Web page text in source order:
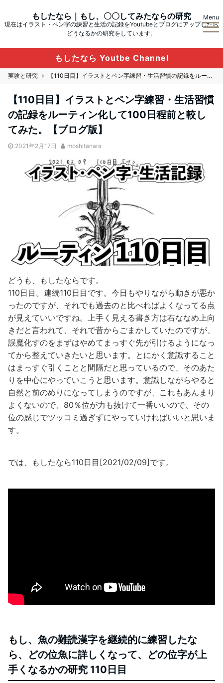
もしたなら｜もし、〇〇してみたならの研究
現在はイラスト・ペン字の練習と生活の記録をYoutubeとブログにアップしたら
どうなるかの研究をしています。
Menu
もしたなら Youtbe Channel
実験と研究 【110日目】イラストとペン字練習・生活習慣の記録をルーティン化して100日程前と較してみた。【ブログ版】
【110日目】イラストとペン字練習・生活習慣
の記録をルーティン化して100日程前と較し
てみた。【ブログ版】
2021年2月17日 moshitanara
どうも、もしたならです。
110日目。連続110日目です。今日もやりながら動きが悪か
ったのですが、それでも過去のと比べればよくなってる点
が見えていいですね。上手く見える書き方は右ななめ上向
きだと言われて、それで昔からごまかしていたのですが、
誤魔化すのをまずはやめてまっすぐ先が引けるようになっ
てから整えていきたいと思います。とにかく意識すること
はまっすぐ引くことと間隔だと思っているので、そのあた
りを中心にやっていこうと思います。意識しながらやると
自然と前のめりになってしまうのですが、これもあんまり
よくないので、80％位が力も抜けて一番いいので、その
位の感じでツッコミ過ぎずにやっていければいいと思いま
す。
では、もしたなら110日目[2021/02/09]です。
もし、魚の難読漢字を継続的に練習したな
ら、どの位魚に詳しくなって、どの位字が上
手くなるかの研究 110日目